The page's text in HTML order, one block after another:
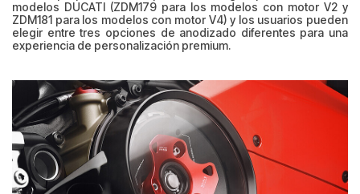
modelos DUCATI (ZDM179 para los modelos con motor V2 y
ZDM181 para los modelos con motor V4) y los usuarios pueden
elegir entre tres opciones de anodizado diferentes para una
experiencia de personalización premium.